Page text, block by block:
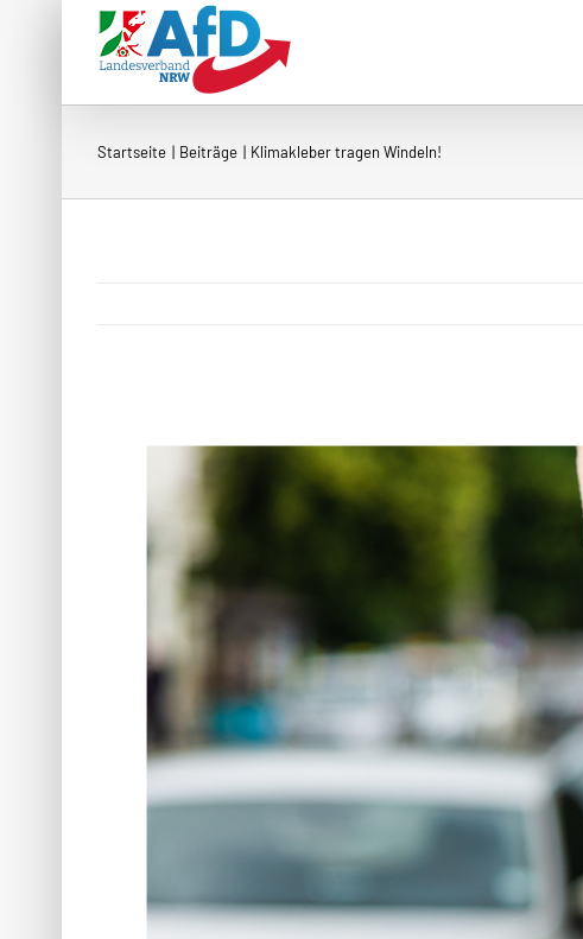
Startseite Beiträge Klimakleber tragen Windeln!